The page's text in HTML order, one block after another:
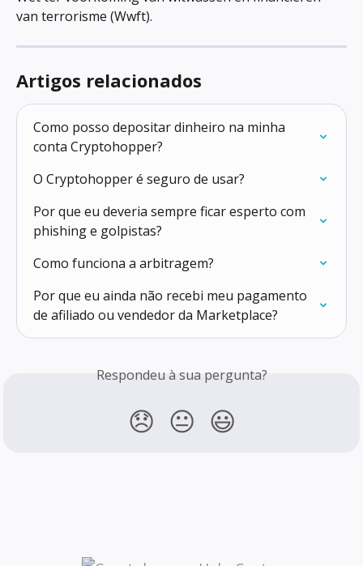
van terrorisme (Wwft).
Artigos relacionados
Como posso depositar dinheiro na minha
conta Cryptohopper?
O Cryptohopper é seguro de usar?
Por que eu deveria sempre ficar esperto com
phishing e golpistas?
Como funciona a arbitragem?
Por que eu ainda não recebi meu pagamento
de afiliado ou vendedor da Marketplace?
Respondeu à sua pergunta?
😞 😐 😃